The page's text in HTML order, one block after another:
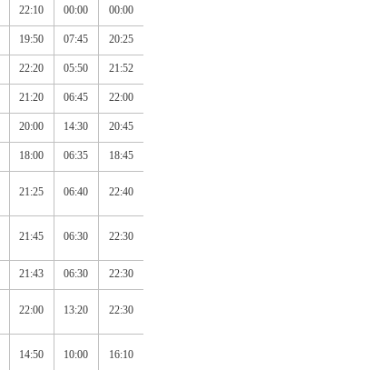
22:10 00:00 00:00
19:50 07:45 20:25
22:20 05:50 21:52
21:20 06:45 22:00
20:00 14:30 20:45
18:00 06:35 18:45
21:25 06:40 22:40
21:45 06:30 22:30
21:43 06:30 22:30
22:00 13:20 22:30
14:50 10:00 16:10